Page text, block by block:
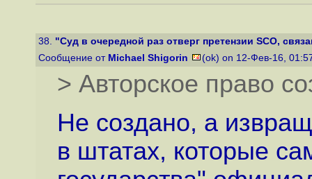
38. "Суд в очередной раз отверг претензии SCO,
Сообщение от Michael Shigorin (ok) on 12-Фев-16,
> Авторское право
Не создано, а
в штатах, которые